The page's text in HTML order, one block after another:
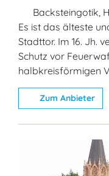
Backsteingotik,
Es ist das älteste
Stadttor. Im 16. Jh.
Schutz vor
halbkreisförmigen
Zum Anbieter